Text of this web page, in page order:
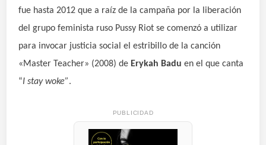
fue hasta 2012 que a raíz de la campaña por la liberación
del grupo feminista ruso Pussy Riot se comenzó a utilizar
para invocar justicia social el estribillo de la canción
«Master Teacher» (2008) de Erykah Baduen el que canta
“I stay woke”.
PUBLICIDAD